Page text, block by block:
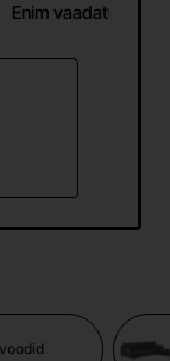
Enim vaadatud